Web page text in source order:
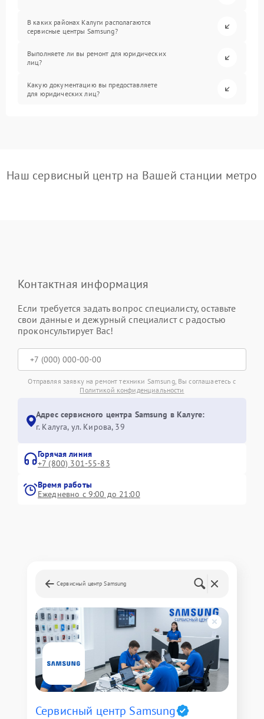
В каких районах Калуги располагаются
сервисные центры Samsung?
Выполняете ли вы ремонт для юридических
лиц?
Какую документацию вы предоставляете
для юридических лиц?
Наш сервисный центр на Вашей станции метро
Контактная информация
Если требуется задать вопрос специалисту, оставьте
свои данные и дежурный специалист с радостью
проконсультирует Вас!
Отправляя заявку на ремонт техники Samsung, Вы соглашаетесь с
Политикой конфиденциальности
Адрес сервисного центра Samsung в Калуге:
г. Калуга, ул. Кирова, 39
Горячая линия
+7 (800) 301-55-83
Время работы
Ежедневно с 9:00 до 21:00
Сервисный центр Samsung
Сервисный центр Samsung